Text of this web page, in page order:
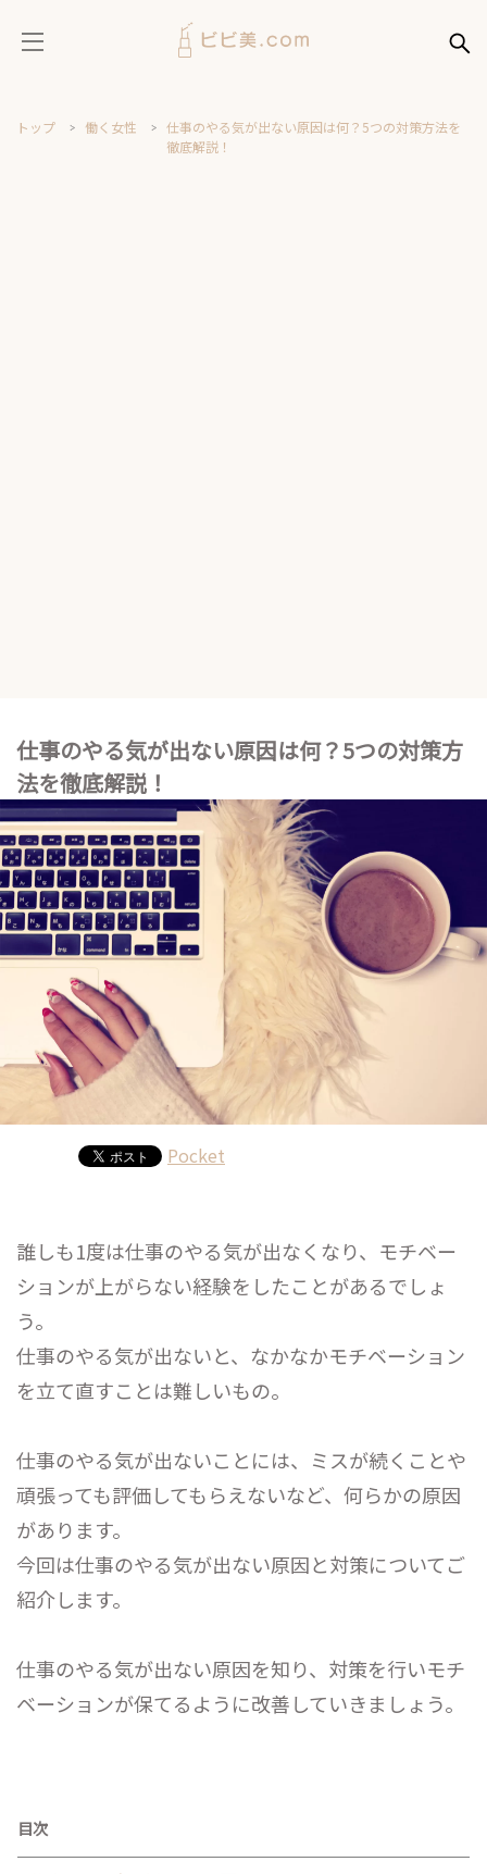
トップ 働く女性
仕事のやる気が出ない原因は何？5つの対策方法を
徹底解説！
仕事のやる気が出ない原因は何？5つの対策方
法を徹底解説！
Pocket
誰しも1度は仕事のやる気が出なくなり、モチベー
ションが上がらない経験をしたことがあるでしょ
う。
仕事のやる気が出ないと、なかなかモチベーション
を立て直すことは難しいもの。
仕事のやる気が出ないことには、ミスが続くことや
頑張っても評価してもらえないなど、何らかの原因
があります。
今回は仕事のやる気が出ない原因と対策についてご
紹介します。
仕事のやる気が出ない原因を知り、対策を行いモチ
ベーションが保てるように改善していきましょう。
目次